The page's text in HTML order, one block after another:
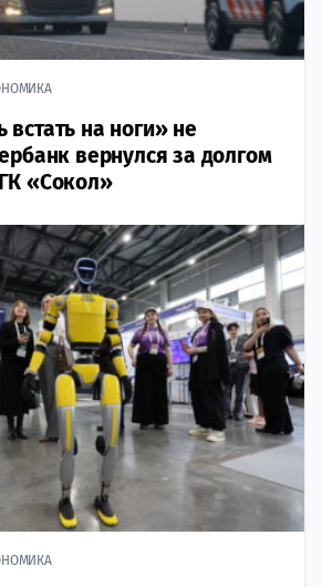
на ноги» не
вернулся за долгом
«Сокол»